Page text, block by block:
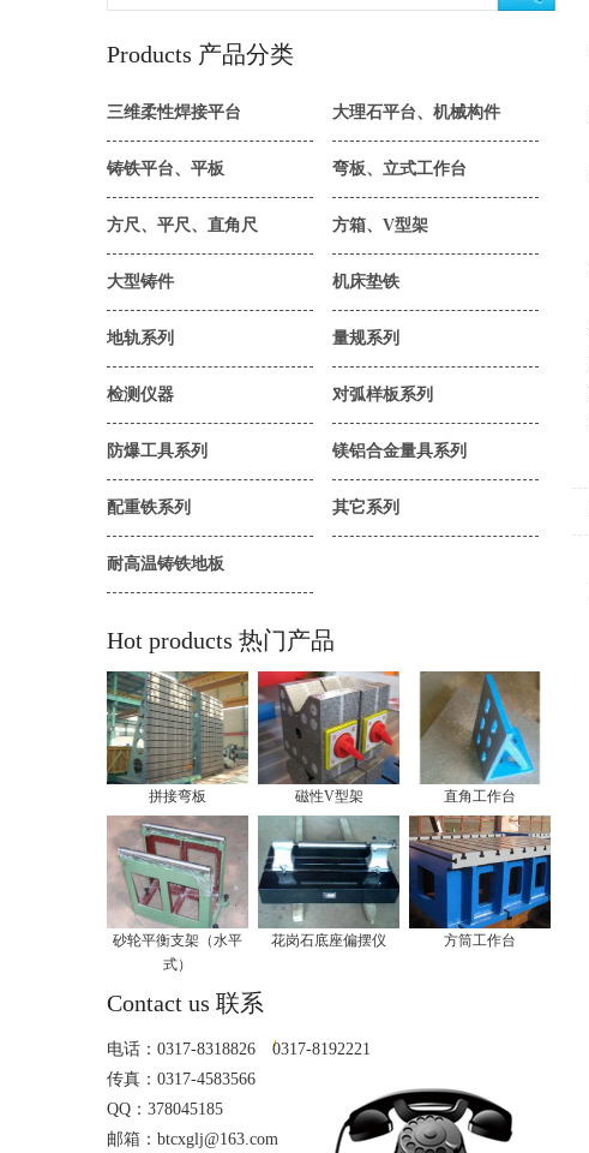
Products 产品分类
三维柔性焊接平台 大理石平台、机械构件
铸铁平台、平板 弯板、立式工作台
方尺、平尺、直角尺 方箱、V型架
大型铸件 机床垫铁
地轨系列 量规系列
检测仪器 对弧样板系列
防爆工具系列 镁铝合金量具系列
配重铁系列 其它系列
耐高温铸铁地板
Hot products 热门产品
拼接弯板 磁性V型架 直角工作台
砂轮平衡支架（水平
式）
花岗石底座偏摆仪 方筒工作台
Contact us 联系
电话：0317-8318826 0317-8192221
传真：0317-4583566
QQ：378045185
邮箱：btcxglj@163.com